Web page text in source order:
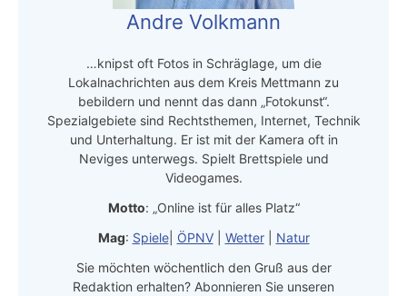
Andre Volkmann
…knipst oft Fotos in Schräglage, um die
Lokalnachrichten aus dem Kreis Mettmann zu
bebildern und nennt das dann „Fotokunst“.
Spezialgebiete sind Rechtsthemen, Internet, Technik
und Unterhaltung. Er ist mit der Kamera oft in
Neviges unterwegs. Spielt Brettspiele und
Videogames.
Motto: „Online ist für alles Platz“
Mag: Spiele| ÖPNV| Wetter| Natur
Sie möchten wöchentlich den Gruß aus der
Redaktion erhalten? Abonnieren Sie unseren